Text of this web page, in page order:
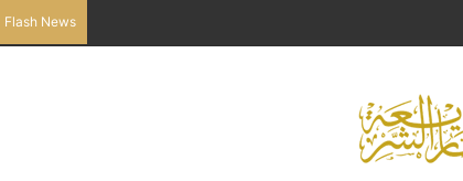
Flash News